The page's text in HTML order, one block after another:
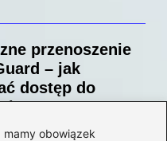
obowiązek
przenoszenie
– jak
dostęp do
konta?